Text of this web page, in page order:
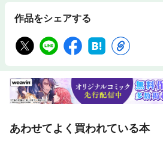
作品をシェアする
あわせてよく買われている本